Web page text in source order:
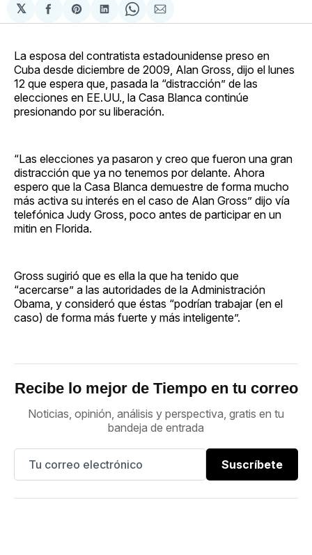
𝕏
Compartir
en
Share
on
Compartir
en
Share
on
Compartir
via
La esposa del contratista estadounidense preso en
Cuba desde diciembre de 2009, Alan Gross, dijo el lunes
12 que espera que, pasada la “distracción” de las
elecciones en EE.UU., la Casa Blanca continúe
presionando por su liberación.
“Las elecciones ya pasaron y creo que fueron una gran
distracción que ya no tenemos por delante. Ahora
espero que la Casa Blanca demuestre de forma mucho
más activa su interés en el caso de Alan Gross” dijo vía
telefónica Judy Gross, poco antes de participar en un
mitin en Florida.
Gross sugirió que es ella la que ha tenido que
“acercarse” a las autoridades de la Administración
Obama, y consideró que éstas “podrían trabajar (en el
caso) de forma más fuerte y más inteligente”.
Recibe lo mejor de Tiempo en tu correo
Noticias, opinión, análisis y perspectiva, gratis en tu
bandeja de entrada
Suscríbete